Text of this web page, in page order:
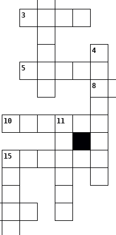
3
4
5
8
10 11
15